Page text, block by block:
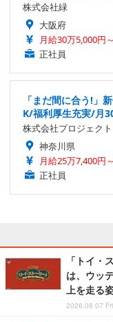
株式会社緑
大阪府
月給30万5,000円
正社員
「まだ間に合う!」
K/福利厚生充実/月
株式会社プロジェク
神奈川県
月給25万7,400円
正社員
「トイ・
は、ウッ
上を走る
2026.08.07